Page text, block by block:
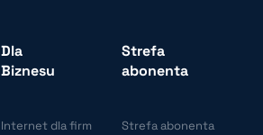
Dla
Biznesu
Internet dla firm
Strefa
abonenta
Strefa abonenta